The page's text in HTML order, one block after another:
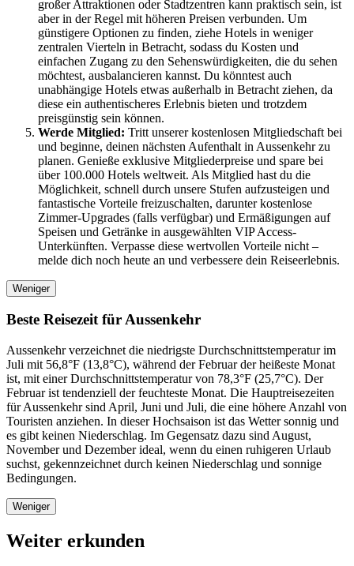
großer Attraktionen oder Stadtzentren kann praktisch sein, ist
aber in der Regel mit höheren Preisen verbunden. Um
günstigere Optionen zu finden, ziehe Hotels in weniger
zentralen Vierteln in Betracht, sodass du Kosten und
einfachen Zugang zu den Sehenswürdigkeiten, die du sehen
möchtest, ausbalancieren kannst. Du könntest auch
unabhängige Hotels etwas außerhalb in Betracht ziehen, da
diese ein authentischeres Erlebnis bieten und trotzdem
preisgünstig sein können.
Werde Mitglied: Tritt unserer kostenlosen Mitgliedschaft bei
und beginne, deinen nächsten Aufenthalt in Aussenkehr zu
planen. Genieße exklusive Mitgliederpreise und spare bei
über 100.000 Hotels weltweit. Als Mitglied hast du die
Möglichkeit, schnell durch unsere Stufen aufzusteigen und
fantastische Vorteile freizuschalten, darunter kostenlose
Zimmer-Upgrades (falls verfügbar) und Ermäßigungen auf
Speisen und Getränke in ausgewählten VIP Access-
Unterkünften. Verpasse diese wertvollen Vorteile nicht –
melde dich noch heute an und verbessere dein Reiseerlebnis.
Weniger
Beste Reisezeit für Aussenkehr
Aussenkehr verzeichnet die niedrigste Durchschnittstemperatur im
Juli mit 56,8°F (13,8°C), während der Februar der heißeste Monat
ist, mit einer Durchschnittstemperatur von 78,3°F (25,7°C). Der
Februar ist tendenziell der feuchteste Monat. Die Hauptreisezeiten
für Aussenkehr sind April, Juni und Juli, die eine höhere Anzahl von
Touristen anziehen. In dieser Hochsaison ist das Wetter sonnig und
es gibt keinen Niederschlag. Im Gegensatz dazu sind August,
November und Dezember ideal, wenn du einen ruhigeren Urlaub
suchst, gekennzeichnet durch keinen Niederschlag und sonnige
Bedingungen.
Weniger
Weiter erkunden